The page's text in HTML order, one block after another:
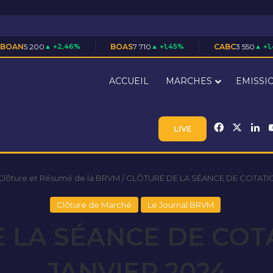
BOAS7 710 ▲ +1,45% CABC3 550 ▲ +1,43%
ACCUEIL MARCHES
LIVE Facebook
et Résumé de la BRVM / CLÔTURE DE LA SÉANCE DE
Clôture de Marché Le Journal BRVM